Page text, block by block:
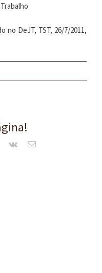
DeJT, TST, 26/7/2011,
Pinterest
Vk
E-